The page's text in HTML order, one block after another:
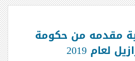
مقدمه من حكومة
لعام 2019